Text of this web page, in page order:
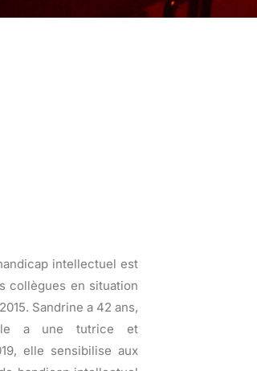
intellectuel est
collègues en situation
Sandrine a 42 ans,
a une tutrice et
elle sensibilise aux